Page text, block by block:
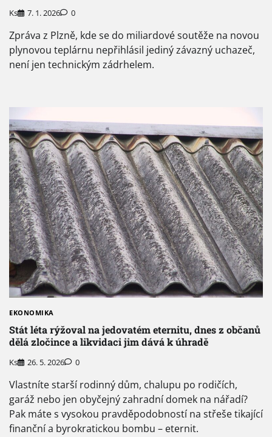
Ks 7. 1. 2026 0
Zpráva z Plzně, kde se do miliardové soutěže na novou
plynovou teplárnu nepřihlásil jediný závazný uchazeč,
není jen technickým zádrhelem.
EKONOMIKA
Stát léta rýžoval na jedovatém eternitu, dnes z občanů
dělá zločince a likvidaci jim dává k úhradě
Ks 26. 5. 2026 0
Vlastníte starší rodinný dům, chalupu po rodičích,
garáž nebo jen obyčejný zahradní domek na nářadí?
Pak máte s vysokou pravděpodobností na střeše tikající
finanční a byrokratickou bombu – eternit.